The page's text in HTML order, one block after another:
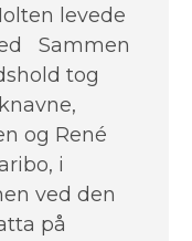
levede
Sammen
tog
og René
i
ved den
på